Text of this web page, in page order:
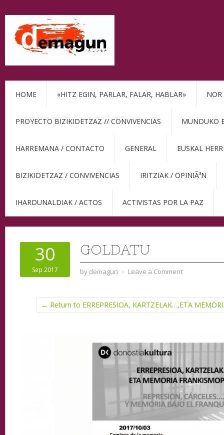
HOME «HITZ EGIN, PARLAR, FALAR, HABLAR» NOR
PROYECTO BIZIKIDETZAZ // CONVIVENCIAS MUNDUKO
HARREMANA / CONTACTO GENERAL EUSKAL
BIZIKIDETZAZ / CONVIVENCIAS IRITZIAK / OPINIÃ³N
IHARDUNALDIAK / ACTOS ACTIVISTAS POR LA PAZ
30
Sep 2017
GOLDATU
by demagun ⋅ Leave a Comment
← Return to ERREPRESIOA, KARTZELAK…,ETA